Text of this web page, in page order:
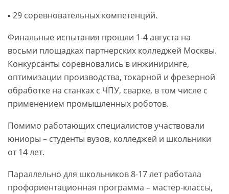
▪️ 29 соревновательных компетенций.
Финальные испытания прошли 1-4 августа на
восьми площадках партнерских колледжей Москвы.
Конкурсанты соревновались в инжиниринге,
оптимизации производства, токарной и фрезерной
обработке на станках с ЧПУ, сварке, в том числе с
применением промышленных роботов.
Помимо работающих специалистов участвовали
юниоры – студенты вузов, колледжей и школьники
от 14 лет.
Параллельно для школьников 8-17 лет работала
профориентационная программа – мастер-классы,